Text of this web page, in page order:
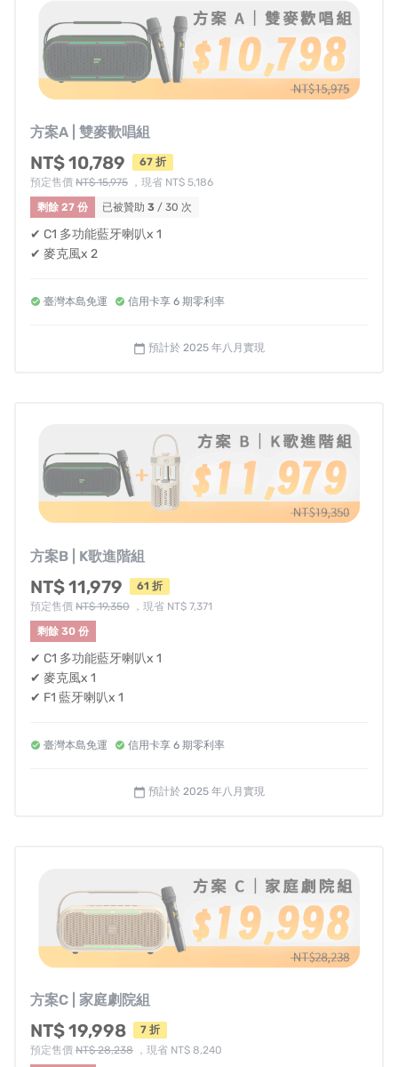
3.從可配對藍牙裝置中找到NOWGO C1並點選連線
4.按下機身上的麥克風圖示鍵，並開啟麥克風電源鍵（如果
ECHO太強太弱可從NOWGO C1上調整）
5.從Spotify / KKBOX / Youtube等網路串流音樂軟體中找
6.按下NOWGO C1機身上的AE伴唱鍵，即可消除人聲，開
始歡唱。
☛☛☛☛如果想要體驗，可以去哪裡試聽呢??☚☚☚☚
↪︎建議可到以下門市/櫃位進行體驗活動<現正展出中>
▶華星音響
地址：台北市中正區市民大道三段2號5F(三創生活園區)
電話：0900-017-001
▶凡特客耳機/電競中壢旗艦體驗店
地址：桃園市中壢區環北路383號
電話：0933-032-220
方案A | 雙麥歡唱組
NT$ 10,789
67 折
預定售價 NT$ 15,975 ，現省 NT$ 5,186
剩餘 27 份
已被贊助 3 / 30 次
✔ C1 多功能藍牙喇叭x 1
✔ 麥克風x 2
臺灣本島免運 信用卡享 6 期零利率
calendar_today 預計於 2025 年八月實現
方案B | K歌進階組
NT$ 11,979
61 折
預定售價 NT$ 19,350 ，現省 NT$ 7,371
剩餘 30 份
✔ C1 多功能藍牙喇叭x 1
✔ 麥克風x 1
✔ F1 藍牙喇叭x 1
臺灣本島免運 信用卡享 6 期零利率
calendar_today 預計於 2025 年八月實現
方案C | 家庭劇院組
NT$ 19,998
7 折
預定售價 NT$ 28,238 ，現省 NT$ 8,240